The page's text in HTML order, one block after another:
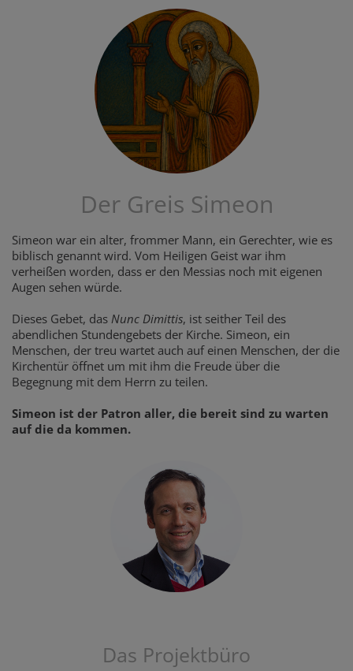
Der Greis Simeon
Simeon war ein alter, frommer Mann, ein Gerechter, wie es
biblisch genannt wird. Vom Heiligen Geist war ihm
verheißen worden, dass er den Messias noch mit eigenen
Augen sehen würde.
Dieses Gebet, das Nunc Dimittis, ist seither Teil des
abendlichen Stundengebets der Kirche. Simeon, ein
Menschen, der treu wartet auch auf einen Menschen, der die
Kirchentür öffnet um mit ihm die Freude über die
Begegnung mit dem Herrn zu teilen.
Simeon ist der Patron aller, die bereit sind zu warten
auf die da kommen.
Das Projektbüro